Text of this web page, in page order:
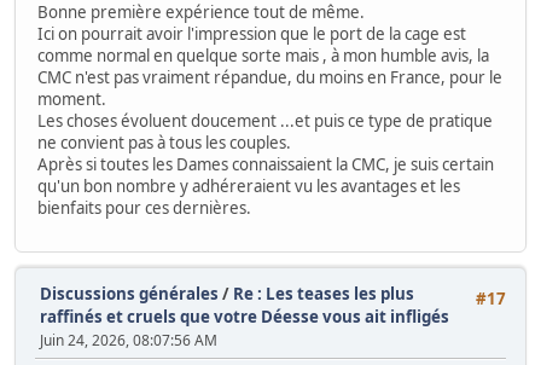
Bonne première expérience tout de même.
Ici on pourrait avoir l'impression que le port de la cage est
comme normal en quelque sorte mais , à mon humble avis, la
CMC n'est pas vraiment répandue, du moins en France, pour le
moment.
Les choses évoluent doucement ...et puis ce type de pratique
ne convient pas à tous les couples.
Après si toutes les Dames connaissaient la CMC, je suis certain
qu'un bon nombre y adhéreraient vu les avantages et les
bienfaits pour ces dernières.
#17
Discussions générales / Re : Les teases les plus
raffinés et cruels que votre Déesse vous ait infligés
Juin 24, 2026, 08:07:56 AM